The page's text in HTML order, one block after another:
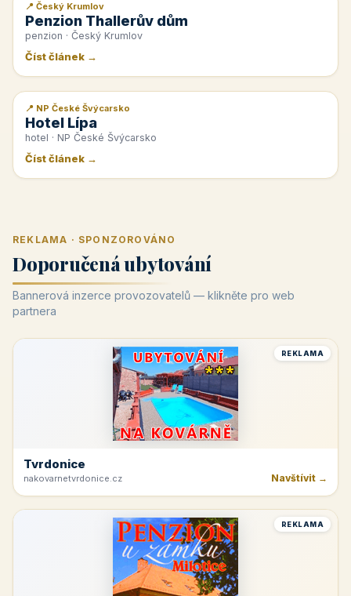
📰 PR článek
📍 Český Krumlov
Penzion Thallerův dům
penzion · Český Krumlov
Číst článek →
📰 PR článek
📍 NP České Švýcarsko
Hotel Lípa
hotel · NP České Švýcarsko
Číst článek →
REKLAMA · SPONZOROVÁNO
Doporučená ubytování
Bannerová inzerce provozovatelů — klikněte pro web
partnera
REKLAMA
Tvrdonice
nakovarnetvrdonice.cz Navštívit →
REKLAMA